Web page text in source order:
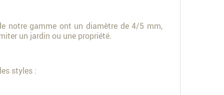
notre gamme ont un diamètre de 4/5 mm,
un jardin ou une propriété.
styles :